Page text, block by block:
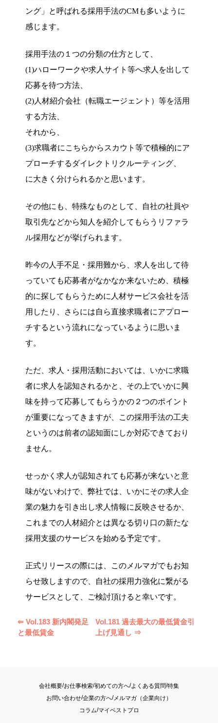
ング」と呼ばれる採用手法のCMも多いように
感じます。
採用手法の１つの分類の仕方として、
(1)ハローワークや求人サイト等へ求人を出して
応募を待つ方法、
(2)人材紹介会社（転職エージェント）等を活用
する方法、
それから、
(3)求職者にこちらからスカウト等で積極的にア
プローチするダイレクトリクルーティング、
に大きく分けられるかと思います。
その他にも、特殊なものとして、自社の社員や
取引先などから知人を紹介してもらうリファラ
ル採用などが挙げられます。
昨今の人手不足・採用難から、求人を出して待
っていても応募者がなかなか来ないため、積極
的に探してもらうために人材サービス会社を活
用したり、さらには自ら直接求職者にアプロー
チするという流れになっているように思いま
す。
ただ、求人・採用活動においては、いかに求職
者に求人を認知されるかと、その上でいかに興
味を持って応募してもらうかの２つのポイント
が重要になってきますが、この採用手法の工夫
というのは前者の認知面にしか対応できており
ません。
せっかく求人が認知されても応募が来ないと意
味がないわけで、弊社では、いかにその求人企
業の魅力を引き出し求人情報に反映させるか、
これまでの人材紹介とは異なる切り口の新たな
採用支援のサービスを始める予定です。
正式リリースの際には、このメルマガでもお知
らせ致しますので、自社の採用力強化に繋がる
サービスとして、ご検討頂けると幸いです。
⇐ Vol.183 新内閣発足
と最低賃金
Vol.181 過去最大の最低賃金引
上げ見通し ⇒
会社概要/お仕事検索/初めての方へ/よくある質問/特集
お問い合わせ/企業の方へ/メルマガ（企業向け）
コラム/マイベストプロ